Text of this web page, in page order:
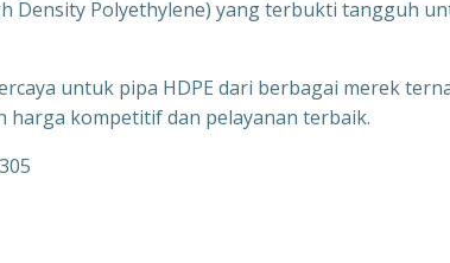
Density Polyethylene) yang terbukti tangguh
untuk pipa HDPE dari berbagai merek
harga kompetitif dan pelayanan terbaik.